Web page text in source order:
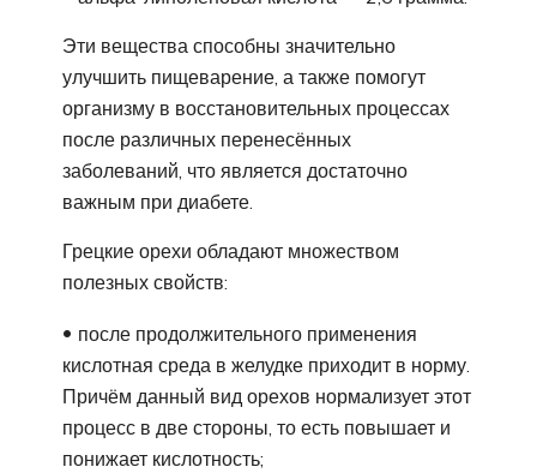
Эти вещества способны значительно
улучшить пищеварение, а также помогут
организму в восстановительных процессах
после различных перенесённых
заболеваний, что является достаточно
важным при диабете.
Грецкие орехи обладают множеством
полезных свойств:
после продолжительного применения
кислотная среда в желудке приходит в норму.
Причём данный вид орехов нормализует этот
процесс в две стороны, то есть повышает и
понижает кислотность;